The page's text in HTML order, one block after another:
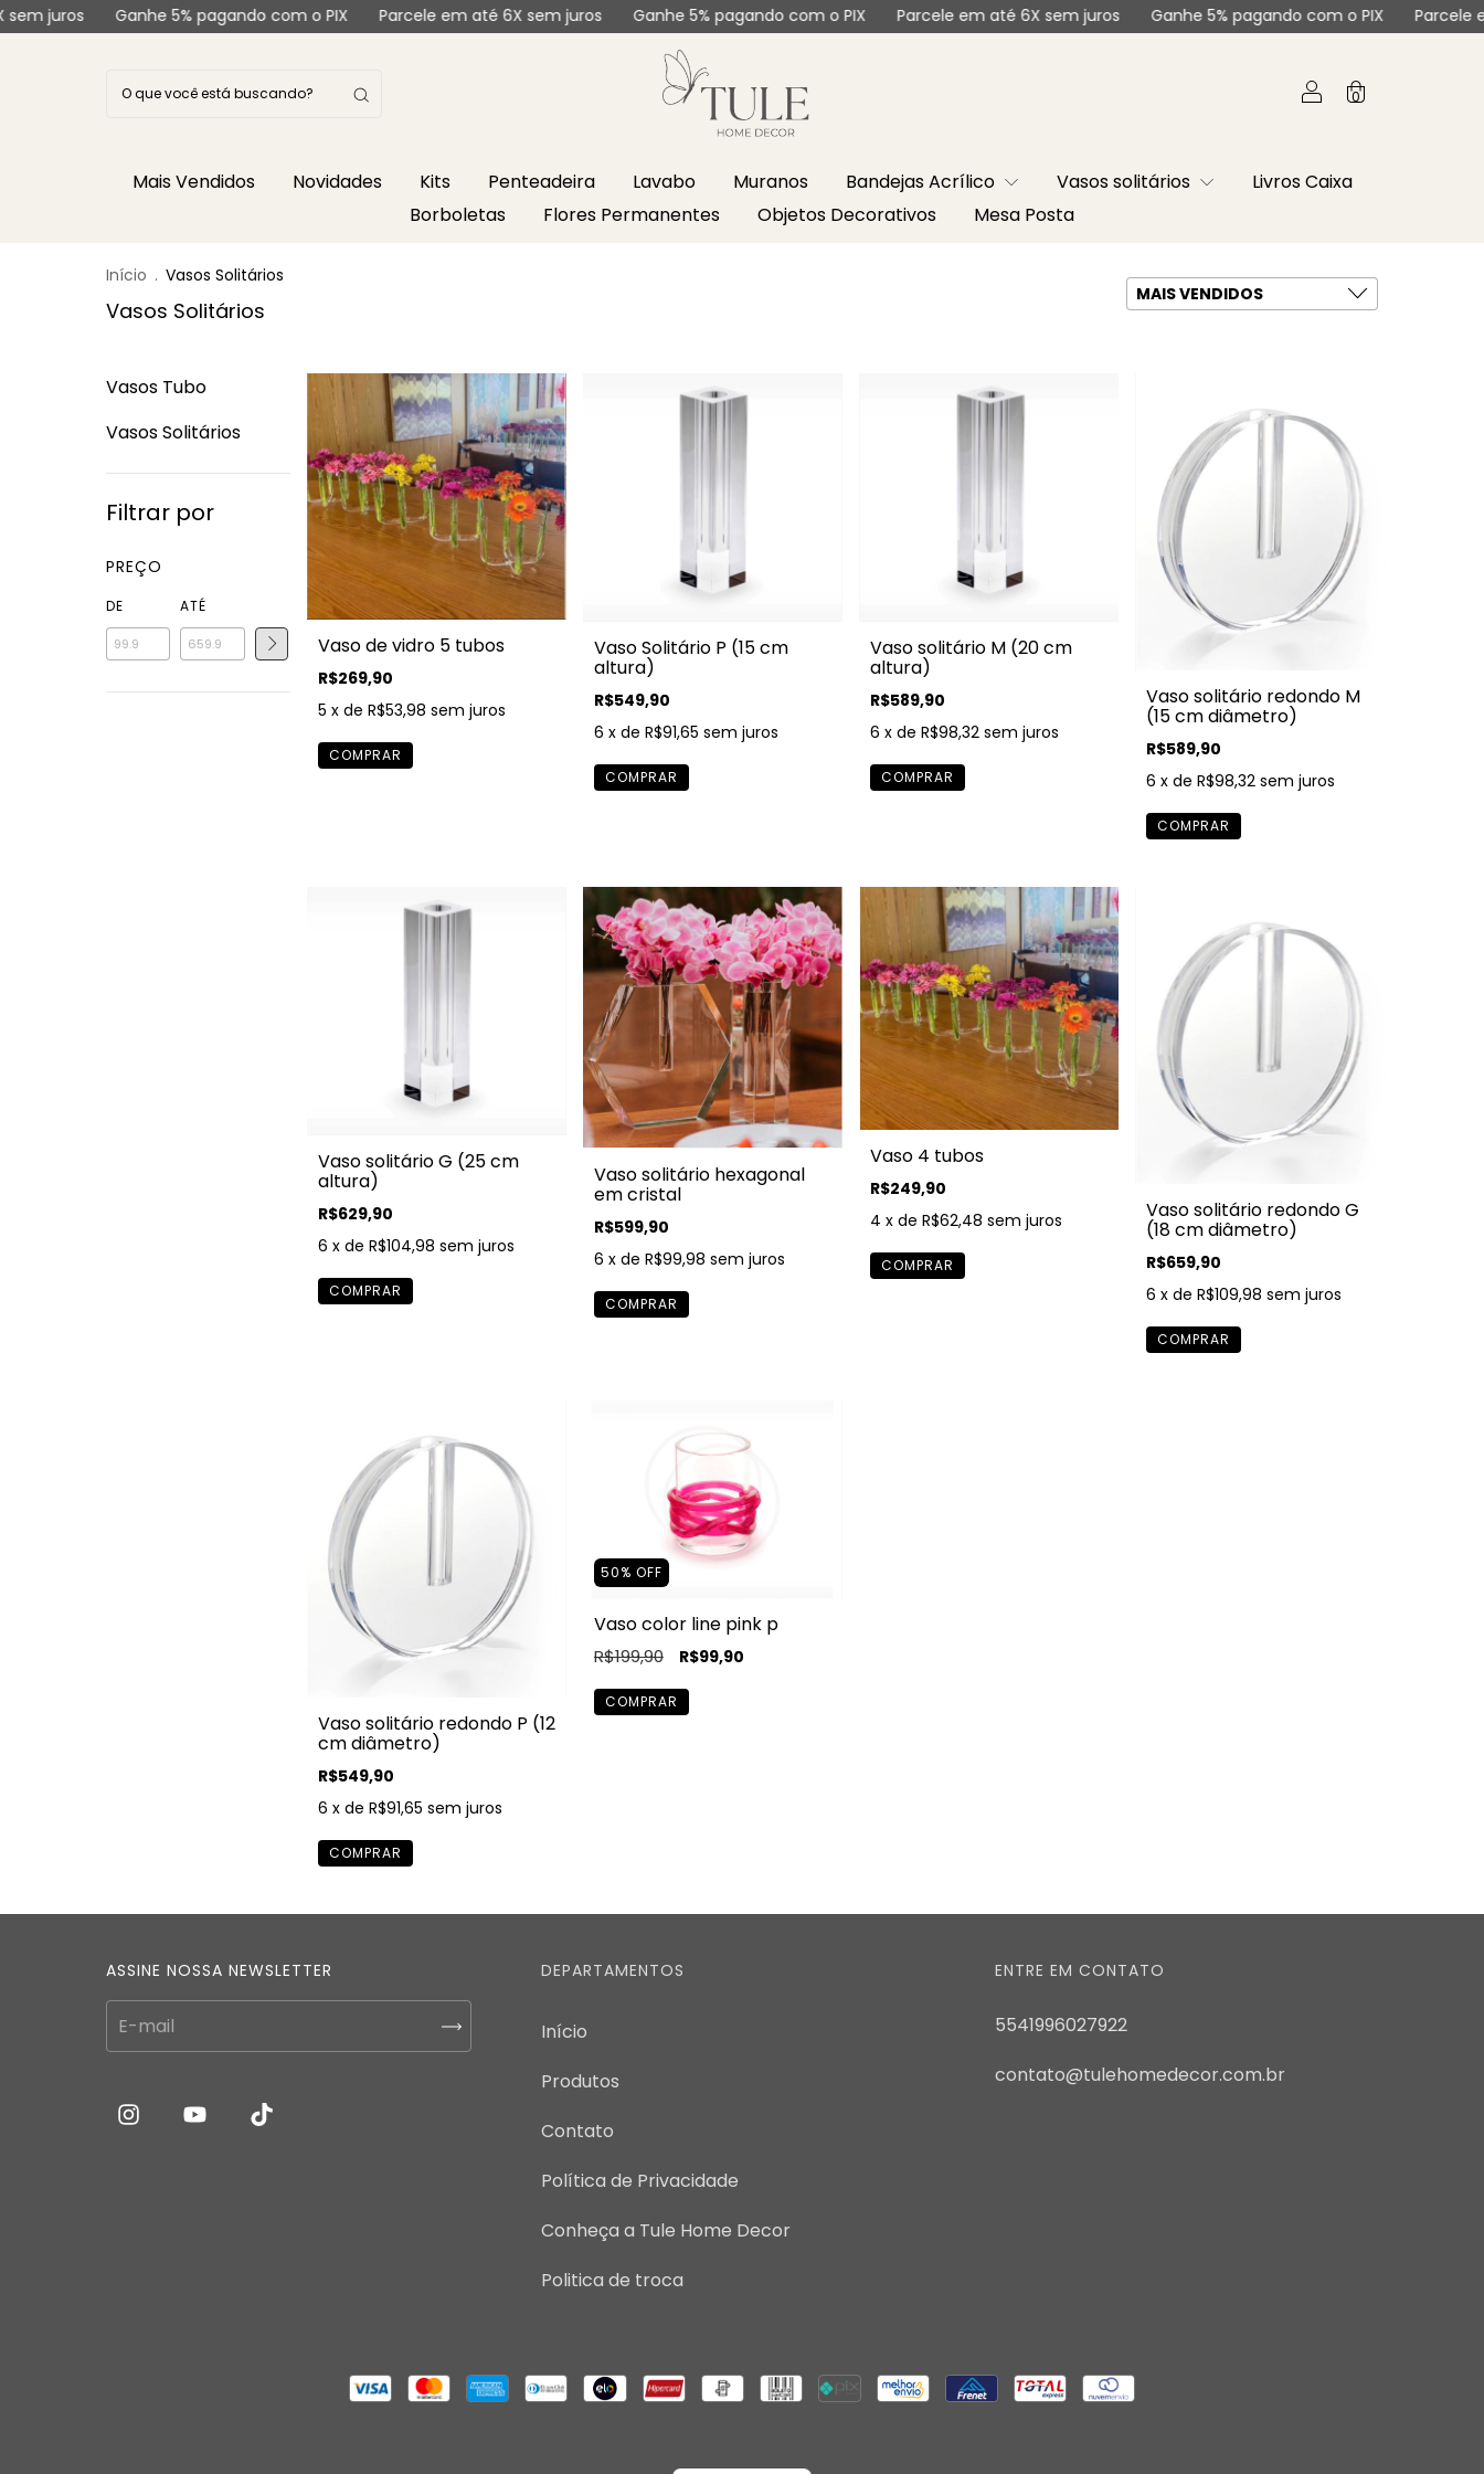
Ganhe 5% pagando com o PIX Parcele em até 6X sem juros Ganhe 5% pagando com o PIX Parcele em até 6X sem juros Ganhe 5% pagando com o PIX Parcele em
0
Mais Vendidos Novidades Kits Penteadeira Lavabo Muranos Bandejas Acrílico Vasos solitários
Livros Caixa
Borboletas
Flores Permanentes Objetos Decorativos Mesa Posta
Início . Vasos Solitários
Vasos Solitários
Vasos Tubo
Vasos Solitários
Filtrar por
PREÇO
DE ATÉ
Vaso de vidro 5 tubos
R$269,90
5 x de R$53,98 sem juros
Vaso Solitário P (15 cm
altura)
R$549,90
6 x de R$91,65 sem juros
Vaso solitário M (20 cm
altura)
R$589,90
6 x deR$98,32 sem juros
Vaso solitário redondo M
(15 cm diâmetro)
R$589,90
6 x deR$98,32 sem juros
Vaso solitário G (25 cm
altura)
R$629,90
6 x de R$104,98 sem juros
Vaso solitário hexagonal
em cristal
R$599,90
6 x de R$99,98 sem juros
Vaso 4 tubos
R$249,90
4 x deR$62,48 sem juros Vaso solitário redondo G
(18 cm diâmetro)
R$659,90
6 x deR$109,98 sem juros
Vaso solitário redondo P (12
cm diâmetro)
R$549,90
6 x de R$91,65 sem juros
50% OFF
Vaso color line pink p
R$199,90 R$99,90
ASSINE NOSSA NEWSLETTER DEPARTAMENTOS
Início
Produtos
Contato
Política de Privacidade
Conheça a Tule Home Decor
Politica de troca
ENTRE EM CONTATO
5541996027922
contato@tulehomedecor.com.br